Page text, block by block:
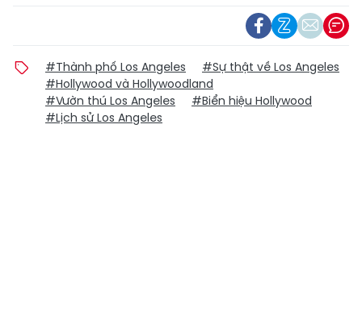
#Thành phố Los Angeles
#Sự thật về Los Angeles
#Hollywood và Hollywoodland
#Vườn thú Los Angeles
#Biển hiệu Hollywood
#Lịch sử Los Angeles